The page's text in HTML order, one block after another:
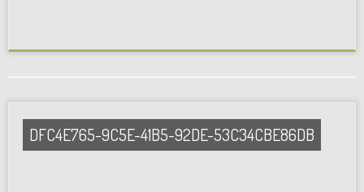
DFC4E765-9C5E-41B5-92DE-53C34CBE86DB